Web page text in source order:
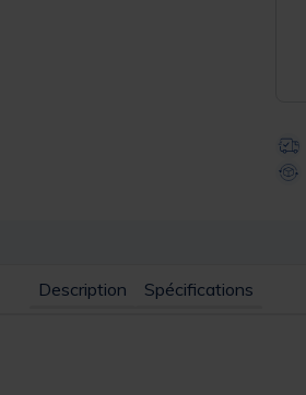
Description Spécifications